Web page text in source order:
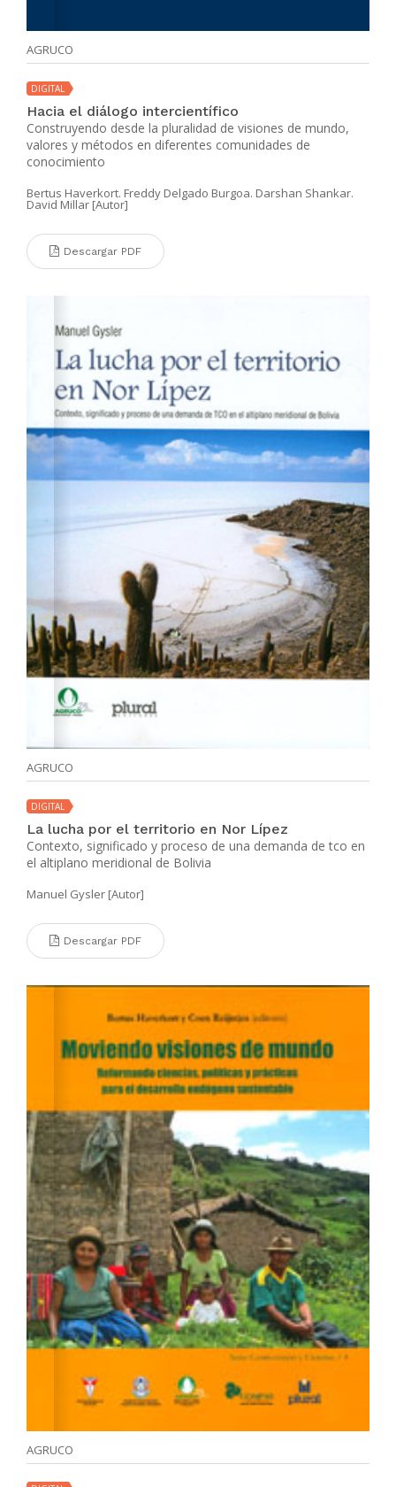
AGRUCO
DIGITAL
Hacia el diálogo intercientífico
Construyendo desde la pluralidad de visiones de mundo,
valores y métodos en diferentes comunidades de
conocimiento
Bertus Haverkort. Freddy Delgado Burgoa. Darshan Shankar.
David Millar [Autor]
Descargar PDF
AGRUCO
DIGITAL
La lucha por el territorio en Nor Lípez
Contexto, significado y proceso de una demanda de tco en
el altiplano meridional de Bolivia
Manuel Gysler [Autor]
Descargar PDF
AGRUCO